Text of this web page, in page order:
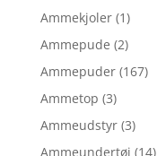
Ammekjoler (1)
Ammepude (2)
Ammepuder (167)
Ammetop (3)
Ammeudstyr (3)
Ammeundertøj (14)